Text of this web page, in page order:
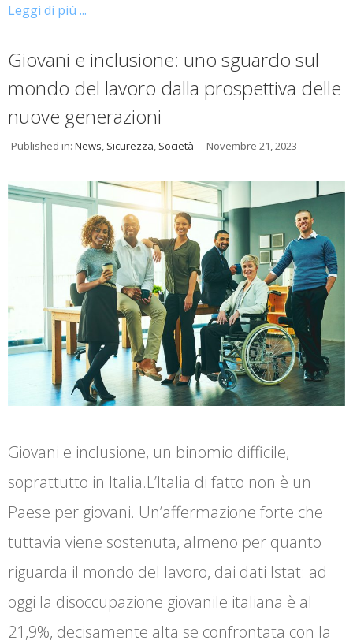
Leggi di più ...
Giovani e inclusione: uno sguardo sul
mondo del lavoro dalla prospettiva delle
nuove generazioni
Published in: News, Sicurezza, Società Novembre 21, 2023
Giovani e inclusione, un binomio difficile,
soprattutto in Italia.L’Italia di fatto non è un
Paese per giovani. Un’affermazione forte che
tuttavia viene sostenuta, almeno per quanto
riguarda il mondo del lavoro, dai dati Istat: ad
oggi la disoccupazione giovanile italiana è al
21,9%, decisamente alta se confrontata con la